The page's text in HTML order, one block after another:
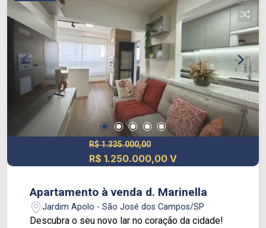
R$ 1.335.000,00
R$ 1.250.000,00 V
Apartamento à venda d. Marinella
Jardim Apolo - São José dos Campos/SP
Descubra o seu novo lar no coração da cidade!